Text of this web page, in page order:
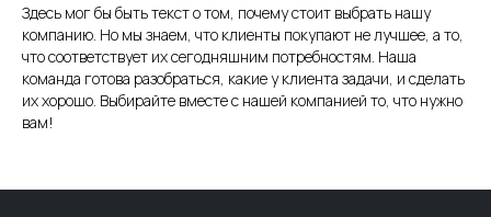
Здесь мог бы быть текст о том, почему стоит выбрать нашу
компанию. Но мы знаем, что клиенты покупают не лучшее, а то,
что соответствует их сегодняшним потребностям. Наша
команда готова разобраться, какие у клиента задачи, и сделать
их хорошо. Выбирайте вместе с нашей компанией то, что нужно
вам!